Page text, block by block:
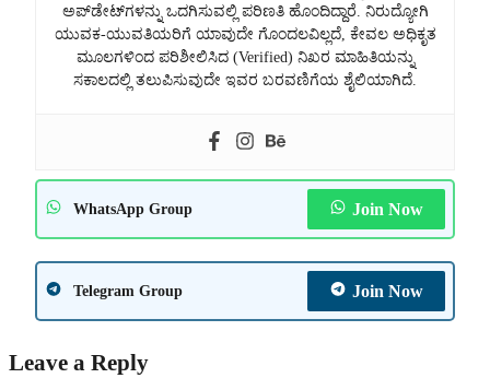
ಅಪ್‌ಡೇಟ್‌ಗಳನ್ನು ಒದಗಿಸುವಲ್ಲಿ ಪರಿಣತಿ ಹೊಂದಿದ್ದಾರೆ. ನಿರುದ್ಯೋಗಿ
ಯುವಕ-ಯುವತಿಯರಿಗೆ ಯಾವುದೇ ಗೊಂದಲವಿಲ್ಲದೆ, ಕೇವಲ ಅಧಿಕೃತ
ಮೂಲಗಳಿಂದ ಪರಿಶೀಲಿಸಿದ (Verified) ನಿಖರ ಮಾಹಿತಿಯನ್ನು
ಸಕಾಲದಲ್ಲಿ ತಲುಪಿಸುವುದೇ ಇವರ ಬರವಣಿಗೆಯ ಶೈಲಿಯಾಗಿದೆ.
WhatsApp Group Join Now
Telegram Group Join Now
Leave a Reply